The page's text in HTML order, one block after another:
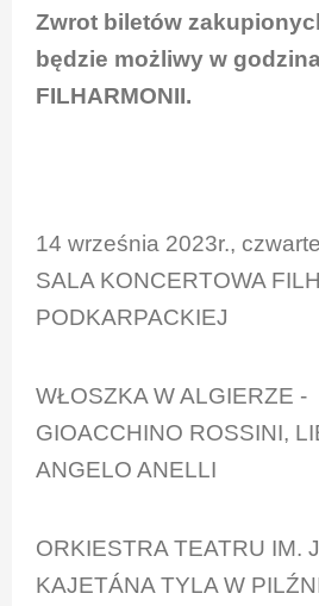
Zwrot biletów
będzie możliwy w
FILHARMONII.
14 września 2023r.,
SALA KONCERTOWA
PODKARPACKIEJ
WŁOSZKA W ALGIERZE
GIOACCHINO ROSSINI,
ANGELO ANELLI
ORKIESTRA TEATRU IM.
KAJETÁNA TYLA W